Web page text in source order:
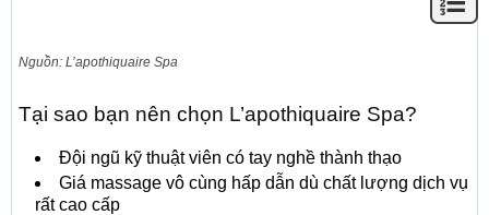
Nguồn: L’apothiquaire Spa
Tại sao bạn nên chọn L’apothiquaire Spa?
Đội ngũ kỹ thuật viên có tay nghề thành thạo
Giá massage vô cùng hấp dẫn dù chất lượng dịch vụ
rất cao cấp